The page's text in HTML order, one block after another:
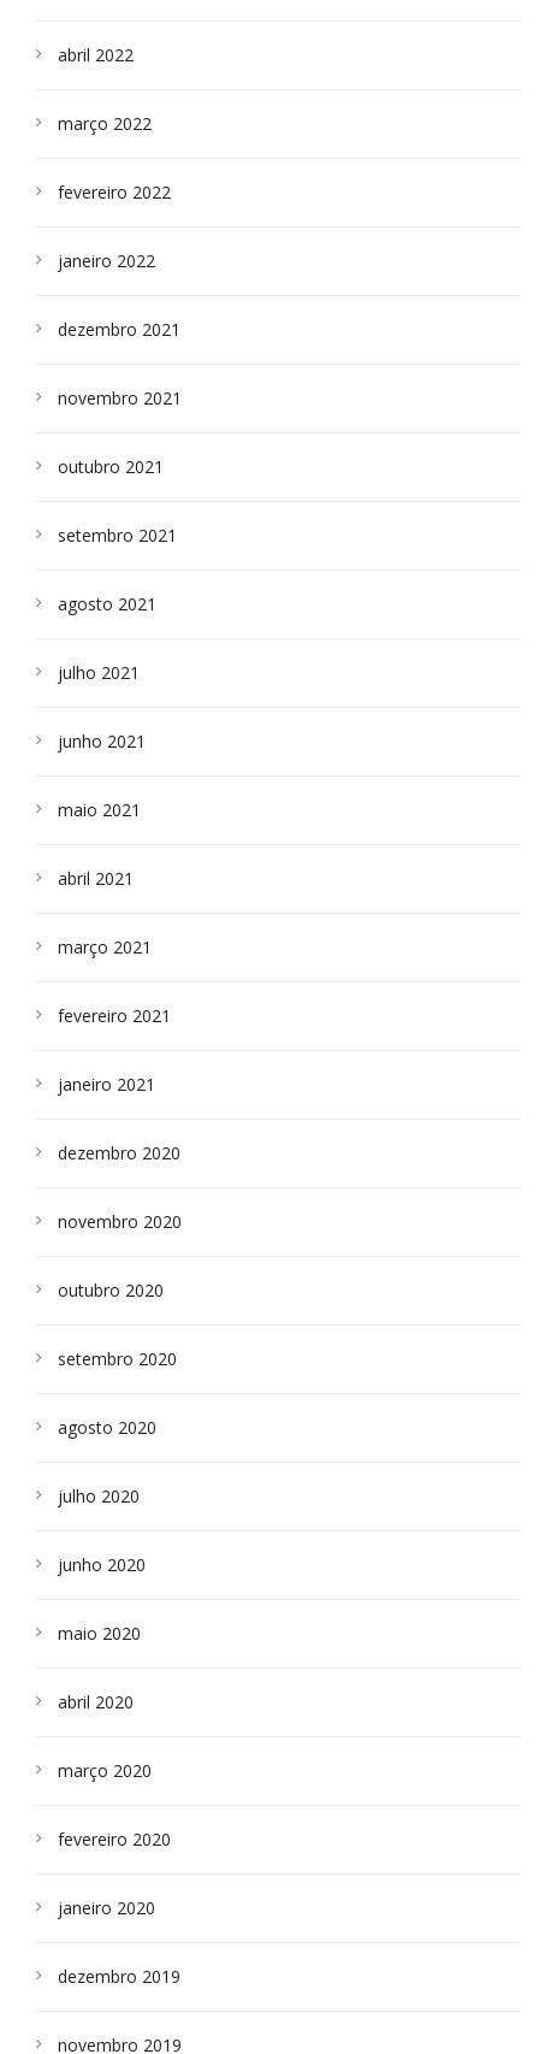
abril 2022
março 2022
fevereiro 2022
janeiro 2022
dezembro 2021
novembro 2021
outubro 2021
setembro 2021
agosto 2021
julho 2021
junho 2021
maio 2021
abril 2021
março 2021
fevereiro 2021
janeiro 2021
dezembro 2020
novembro 2020
outubro 2020
setembro 2020
agosto 2020
julho 2020
junho 2020
maio 2020
abril 2020
março 2020
fevereiro 2020
janeiro 2020
dezembro 2019
novembro 2019